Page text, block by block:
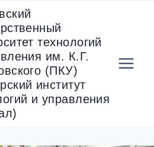
технологий
им. К.Г.
(ПКУ)
институт
и управления